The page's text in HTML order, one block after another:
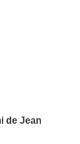
de Jean